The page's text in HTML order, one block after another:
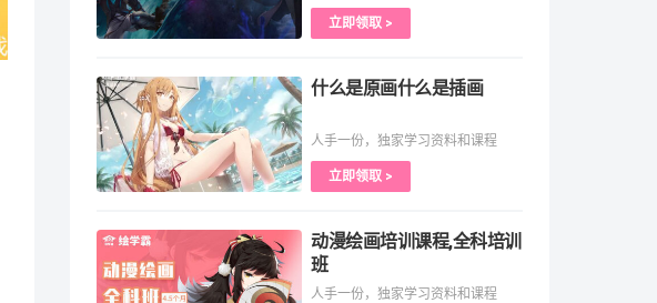
立即领取 >
什么是原画什么是插画
人手一份，独家学习资料和课程
立即领取 >
动漫绘画培训课程,全科培训
班
人手一份，独家学习资料和课程